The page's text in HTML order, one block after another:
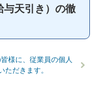
与天引き）の徹
様に、従業員の個人
だきます。